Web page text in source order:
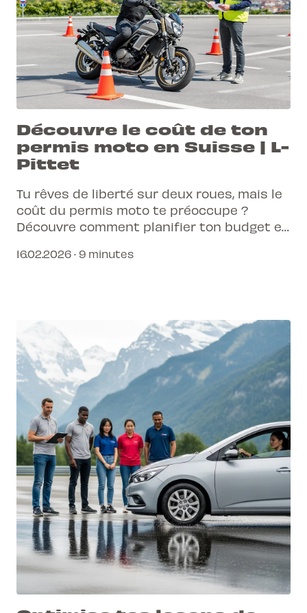
Découvre le coût de ton
permis moto en Suisse | L-
Pittet
Tu rêves de liberté sur deux roues, mais le
coût du permis moto te préoccupe ?
Découvre comment planifier ton budget et
Suisse.
16.02.2026 · 9 minutes